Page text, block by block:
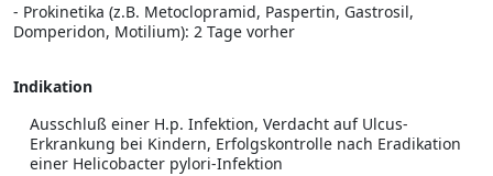
- Prokinetika (z.B. Metoclopramid, Paspertin, Gastrosil,
Domperidon, Motilium): 2 Tage vorher
Indikation
Ausschluß einer H.p. Infektion, Verdacht auf Ulcus-
Erkrankung bei Kindern, Erfolgskontrolle nach Eradikation
einer Helicobacter pylori-Infektion